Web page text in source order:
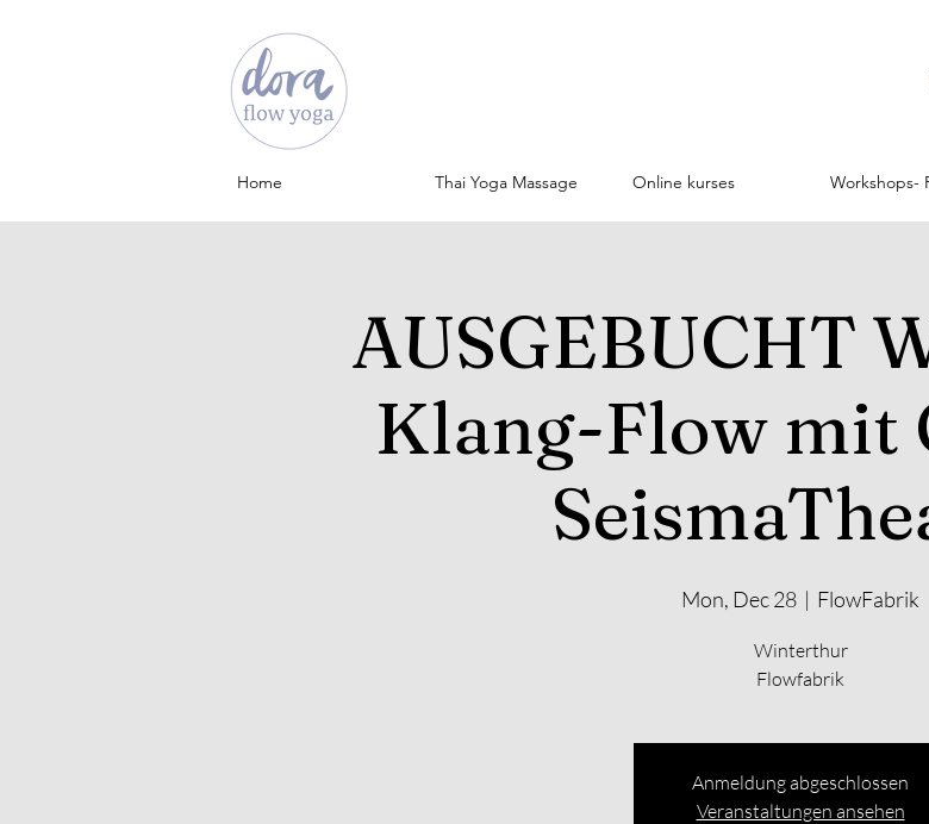
Home Thai Yoga Massage Online kurses Workshops-
AUSGEBUCHT
Klang-Flow mit
Mon, Dec 28
  |
FlowFabrik
Winterthur
Anmeldung abgeschlossen
Veranstaltungen ansehen